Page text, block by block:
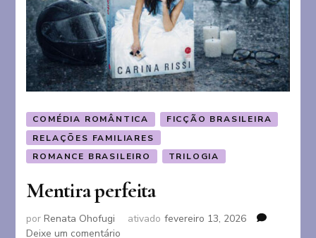
COMÉDIA ROMÂNTICA
FICÇÃO BRASILEIRA
RELAÇÕES FAMILIARES
ROMANCE BRASILEIRO
TRILOGIA
Mentira perfeita
porRenata Ohofugi ativado fevereiro 13, 2026
Deixe um comentário